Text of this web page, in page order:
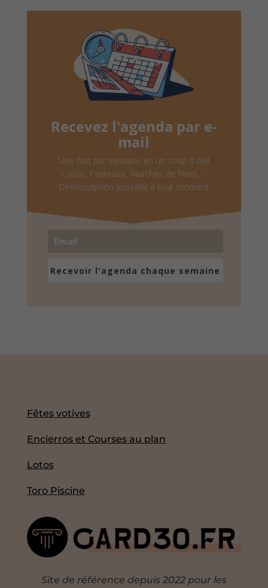
Recevez l'agenda par e-
mail
Une fois par semaine en un coup d'oeil
Lotos, Taureaux, Marchés de Noël, ...
Désinscription possible à tout moment
Recevoir l'agenda chaque semaine
Fêtes votives
Encierros et Courses au plan
Lotos
Toro Piscine
Site de référence depuis 2022 pour les